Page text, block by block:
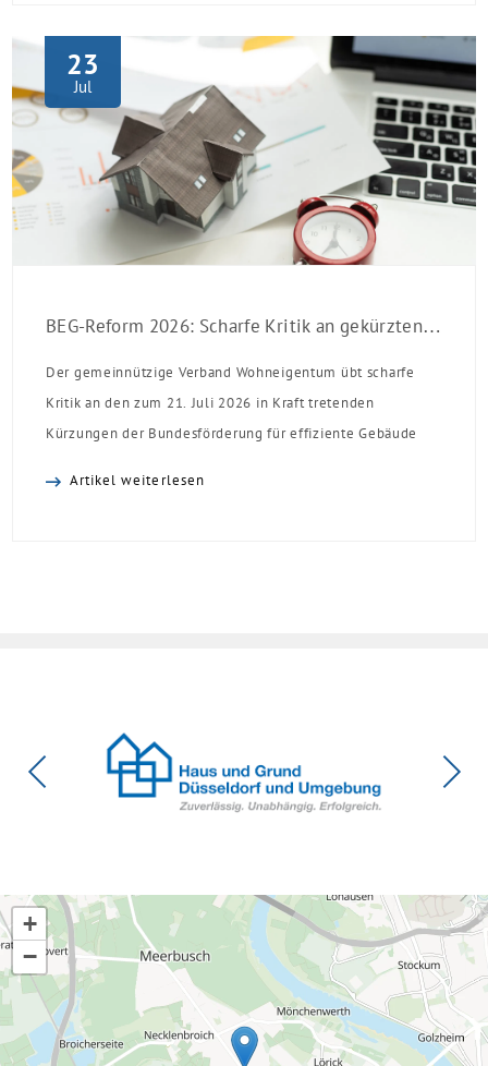
23
Jul
BEG-Reform 2026: Scharfe Kritik an gekürzten Sanierungsförderungen
Der gemeinnützige Verband Wohneigentum übt scharfe
Kritik an den zum 21. Juli 2026 in Kraft tretenden
Kürzungen der Bundesförderung für effiziente Gebäude
Artikel weiterlesen
+
−